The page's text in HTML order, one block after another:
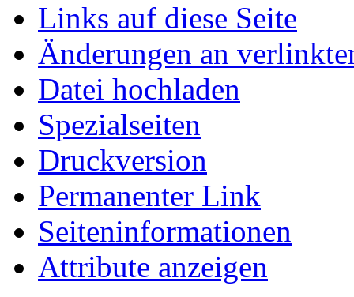
Links auf diese Seite
Änderungen an
Datei hochladen
Spezialseiten
Druckversion
Permanenter Link
Seiten­informationen
Attribute anzeigen